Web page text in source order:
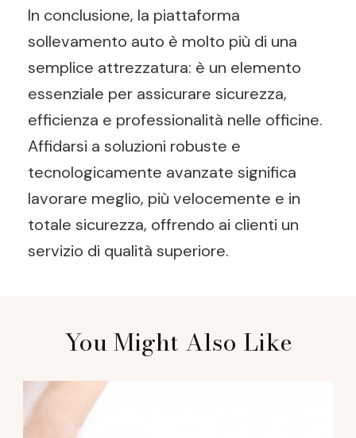
In conclusione, la piattaforma
sollevamento auto è molto più di una
semplice attrezzatura: è un elemento
essenziale per assicurare sicurezza,
efficienza e professionalità nelle officine.
Affidarsi a soluzioni robuste e
tecnologicamente avanzate significa
lavorare meglio, più velocemente e in
totale sicurezza, offrendo ai clienti un
servizio di qualità superiore.
Navigation
You Might Also Like